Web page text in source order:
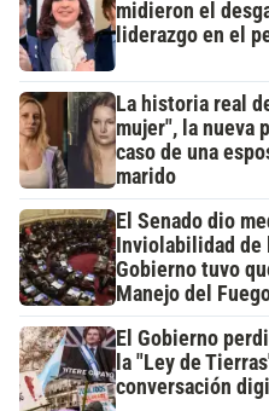
midieron el
liderazgo en el
La historia real
mujer", la nueva
caso de una
marido
El Senado dio
Inviolabilidad de
Gobierno tuvo
Manejo del
El Gobierno
la "Ley de
conversación